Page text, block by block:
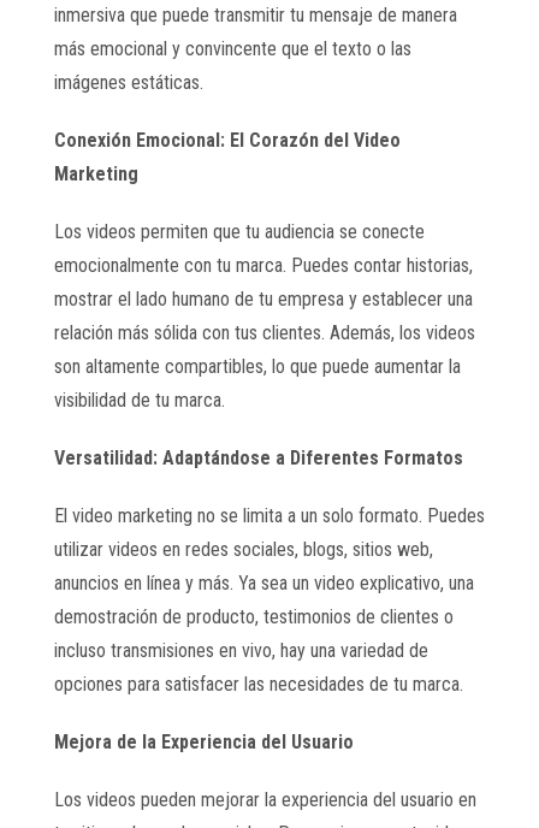
inmersiva que puede transmitir tu mensaje de manera
más emocional y convincente que el texto o las
imágenes estáticas.
Conexión Emocional: El Corazón del Video
Marketing
Los videos permiten que tu audiencia se conecte
emocionalmente con tu marca. Puedes contar historias,
mostrar el lado humano de tu empresa y establecer una
relación más sólida con tus clientes. Además, los videos
son altamente compartibles, lo que puede aumentar la
visibilidad de tu marca.
Versatilidad: Adaptándose a Diferentes Formatos
El video marketing no se limita a un solo formato. Puedes
utilizar videos en redes sociales, blogs, sitios web,
anuncios en línea y más. Ya sea un video explicativo, una
demostración de producto, testimonios de clientes o
incluso transmisiones en vivo, hay una variedad de
opciones para satisfacer las necesidades de tu marca.
Mejora de la Experiencia del Usuario
Los videos pueden mejorar la experiencia del usuario en